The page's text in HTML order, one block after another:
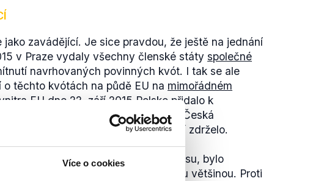
Více o cookies
jako zavádějící. Je sice pravdou, že ještě na jednání
v Praze vydaly všechny členské státy společné
navrhovaných povinných kvót. I tak se ale
o těchto kvótách na půdě EU na mimořádném
EU dne 22. září 2015 Polsko přidalo k
kvót. Proti hlasovaly jen Slovensko, Česká
a Rumunsko. Finsko se hlasování zdrželo.
vládyČR z 1. října 2015:
že se nepodařilo dosáhnout konsensu, bylo
přijato po hlasování kvalifikovanou většinou. Proti